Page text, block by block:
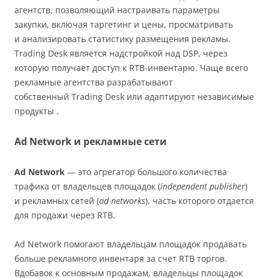
агентств, позволяющий настраивать параметры
закупки, включая таргетинг и цены, просматривать
и анализировать статистику размещения рекламы.
Trading Desk является надстройкой над DSP, через
которую получает доступ к RTB-инвентарю. Чаще всего
рекламные агентства разрабатывают
собственный Trading Desk или адаптируют независимые
продукты .
Ad Network и рекламные сети
Ad Network — это агрегатор большого количества
трафика от владельцев площадок (independent publisher)
и рекламных сетей (ad networks), часть которого отдается
для продажи через RTB.
Ad Network помогают владельцам площадок продавать
больше рекламного инвентаря за счет RTB торгов.
Вдобавок к основным продажам, владельцы площадок